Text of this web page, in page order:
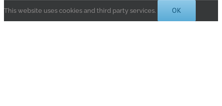
This website uses cookies and third party services. OK